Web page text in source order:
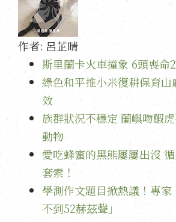
作者: 呂芷晴
斯里蘭卡火車撞象 6頭喪命
綠色和平推小米復耕保育
效
族群狀況不穩定 蘭嶼吻鰕
動物
愛吃蜂蜜的黑熊屢屢出沒
套索！
學測作文題目掀熱議！專
不到52赫茲聲」